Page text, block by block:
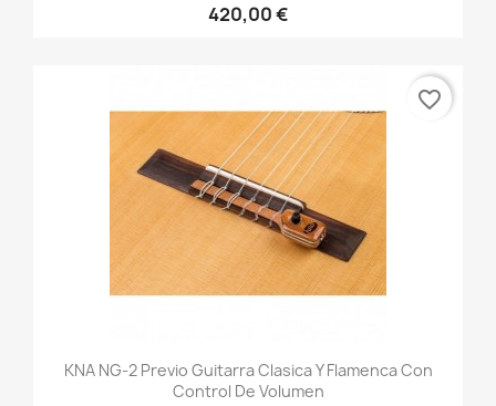
420,00 €
KNA NG-2 Previo Guitarra Clasica Y Flamenca Con
Control De Volumen
favorite_border